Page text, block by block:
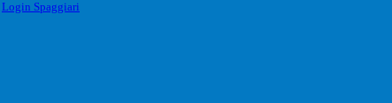
Login Spaggiari